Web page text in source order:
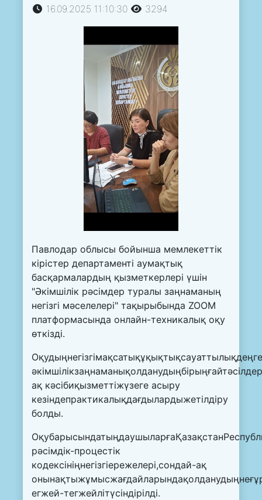
16.09.2025 11:10:30 3294
Павлодар облысы бойынша мемлекеттік
кірістер департаменті аумақтық
басқармалардың қызметкерлері үшін
"Әкімшілік рәсімдер туралы заңнаманың
негізгі мәселелері" тақырыбында ZOOM
платформасында онлайн-техникалық оқу
өткізді.
ақ кәсібиқызметтіжүзеге асыру
кезіндепрактикалықдағдылардыжетілдіру
болды.
рәсімдік-процестік
кодексініңнегізгіережелері,сондай-ақ
егжей-тегжейлітүсіндірілді.